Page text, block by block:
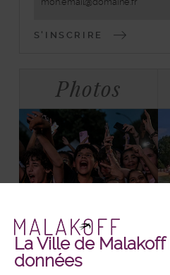
La Ville de
données
lettre
Photos
Malakoff
en
+ DE PHOTOS